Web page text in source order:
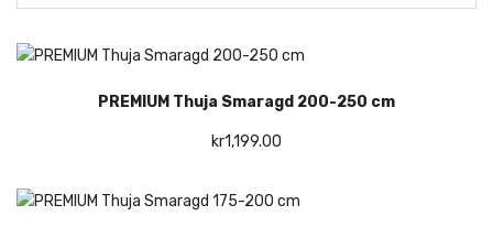
PREMIUM Thuja Smaragd 200-250 cm
kr1,199.00